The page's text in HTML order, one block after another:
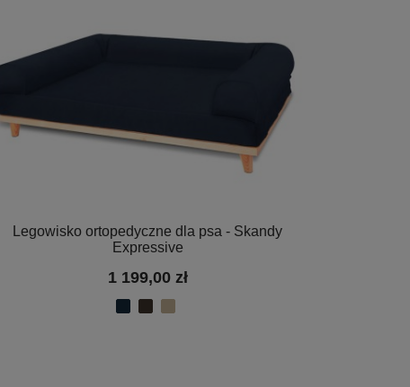
Legowisko ortopedyczne dla psa - Skandy
Expressive
1 199,00 zł